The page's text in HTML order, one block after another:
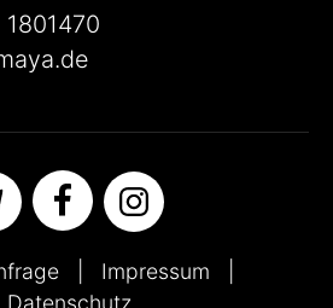
Impressum
Datenschutz